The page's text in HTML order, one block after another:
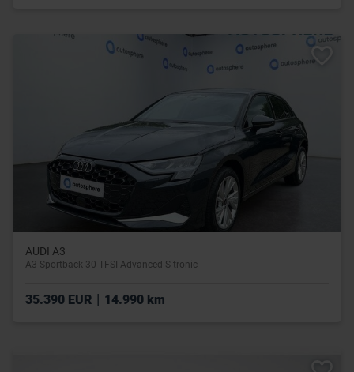
AUDI A3
A3 Sportback 30 TFSI Advanced S tronic
35.390 EUR | 14.990 km